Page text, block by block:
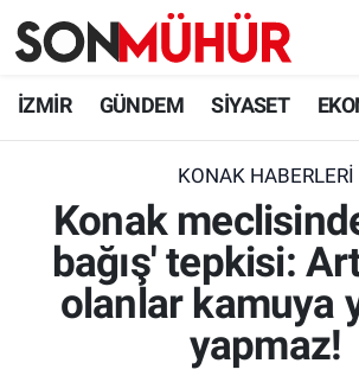
İZMİR GÜNDEM SİYASET
KONAK HABERLERI
Konak
bağış' tepkisi:
olanlar kamuya
yapmaz!
İzmir Nöbetçi Eczaneler
İzmir Namaz Vakitleri
İzmir Trafik Yoğunluk Haritası
Süper Lig Puan Durumu ve